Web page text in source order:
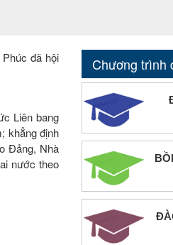
đã hội
Liên bang
khẳng định
Đảng, Nhà
nước theo
Chương trình